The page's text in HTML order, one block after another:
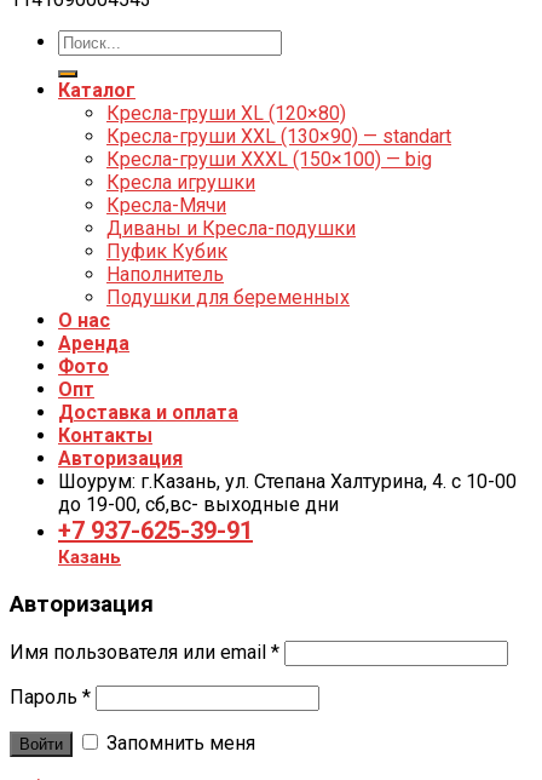
Каталог
Кресла-груши XL (120×80)
Кресла-груши XXL (130×90) — standart
Кресла-груши XXXL (150×100) — big
Кресла игрушки
Кресла-Мячи
Диваны и Кресла-подушки
Пуфик Кубик
Наполнитель
Подушки для беременных
О нас
Аренда
Фото
Опт
Доставка и оплата
Контакты
Авторизация
Шоурум: г.Казань, ул. Степана Халтурина, 4. с 10-00
до 19-00, cб,вс- выходные дни
+7 937-625-39-91
Казань
Авторизация
Имя пользователя или email *
Пароль *
Войти
Запомнить меня